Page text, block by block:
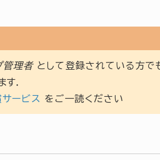
管理者として登録されている方でも
．
ービス をご一読ください